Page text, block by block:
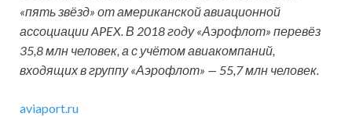
«пять звёзд» от американской авиационной
ассоциации APEX. В 2018 году «Аэрофлот» перевёз
35,8 млн человек, а с учётом авиакомпаний,
входящих в группу «Аэрофлот» — 55,7 млн человек.
aviaport.ru